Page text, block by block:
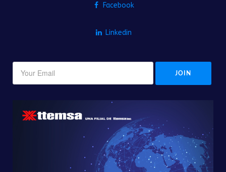
Facebook
Linkedin